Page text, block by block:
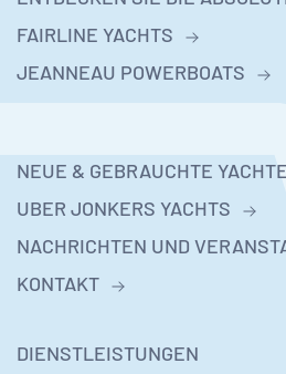
FAIRLINE YACHTS
JEANNEAU POWERBOATS
NEUE & GEBRAUCHTE
UBER JONKERS YACHTS
NACHRICHTEN UND
KONTAKT
DIENSTLEISTUNGEN